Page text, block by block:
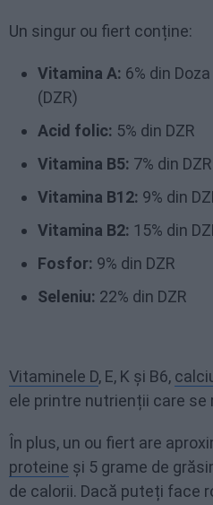
Un singur ou fiert conține:
Vitamina A: 6% din
(DZR)
Acid folic: 5% din DZR
Vitamina B5: 7% din DZR
Vitamina B12: 9% din
Vitamina B2: 15% din
Fosfor: 9% din DZR
Seleniu: 22% din DZR
Vitaminele D, E, K și B6,
ele printre nutrienții care se
În plus, un ou fiert are
proteine și 5 grame de
de calorii. Dacă puteți face